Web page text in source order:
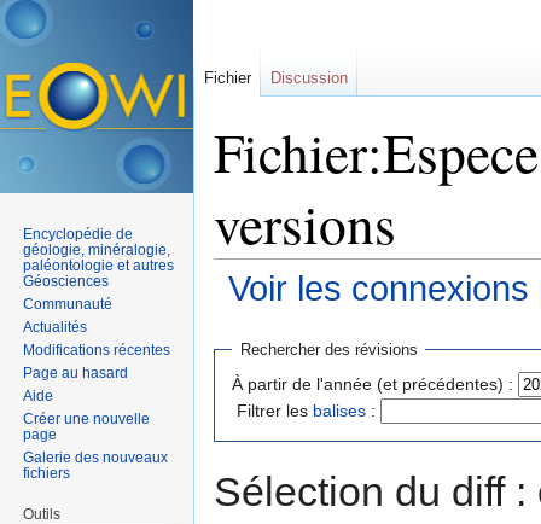
versions
Voir les
Rechercher des révisions
À partir de l'année (et précédentes) :
Filtrer les balises :
Sélection du diff
Fichier Discussion
Encyclopédie de
géologie, minéralogie,
paléontologie et autres
Géosciences
Communauté
Actualités
Modifications récentes
Page au hasard
Aide
Créer une nouvelle
page
Galerie des nouveaux
fichiers
Outils